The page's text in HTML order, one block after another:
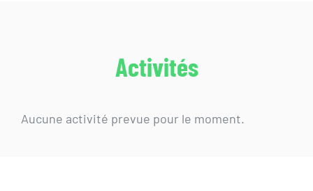
Activités
Aucune activité prevue pour le moment.